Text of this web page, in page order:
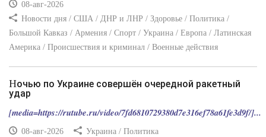
08-авг-2026
Новости дня / США / ДНР и ЛНР / Здоровье / Политика /
Большой Кавказ / Армения / Спорт / Украина / Европа / Латинская
Америка / Происшествия и криминал / Военные действия
Ночью по Украине совершён очередной ракетный
удар
[media=https://rutube.ru/video/7fd6810729380d7e316ef78a61fe3d9f/]...
08-авг-2026 Украина / Политика